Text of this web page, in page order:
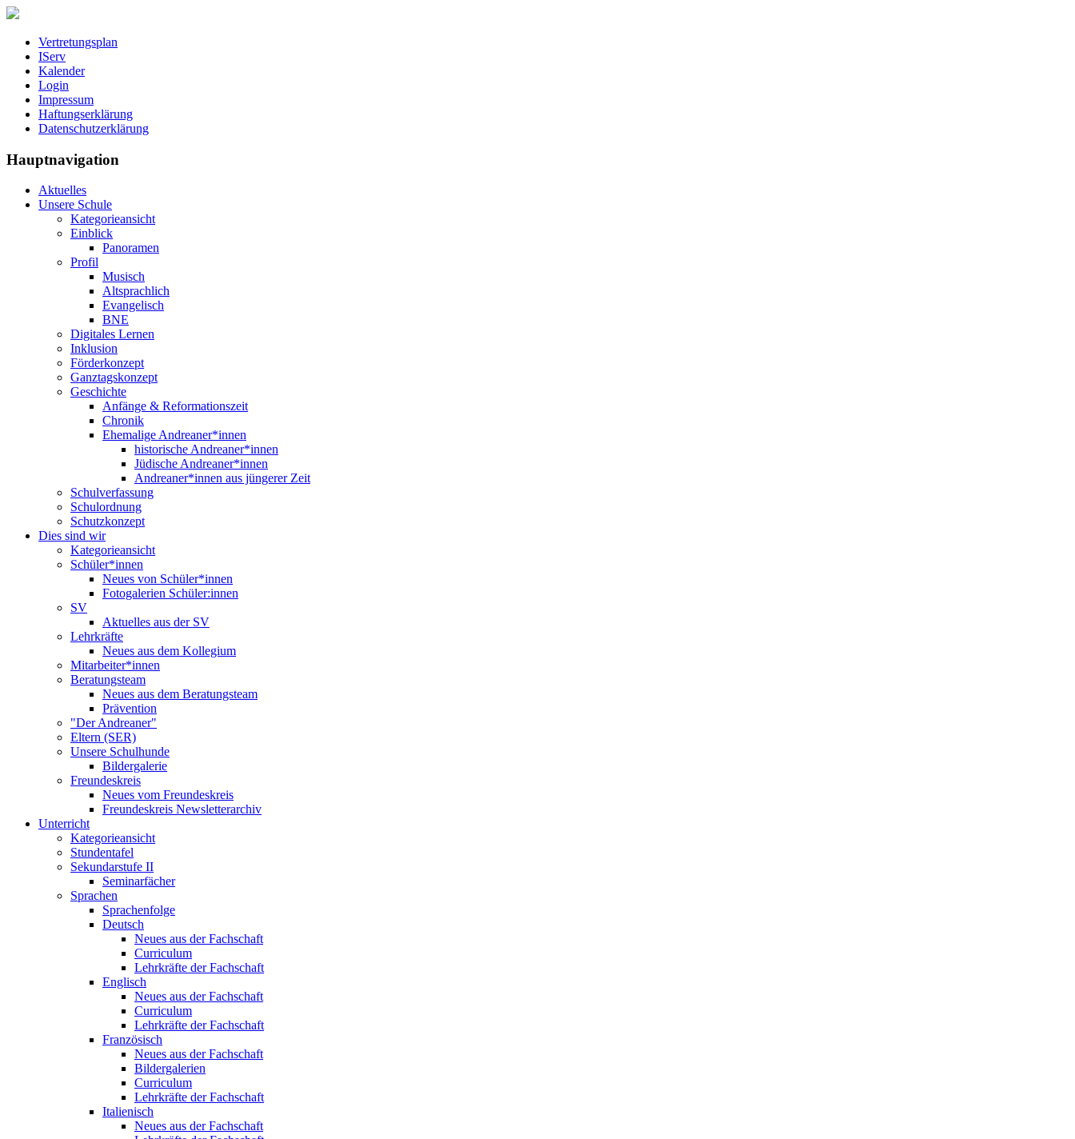
Vertretungsplan
IServ
Kalender
Login
Impressum
Haftungserklärung
Datenschutzerklärung
Hauptnavigation
Aktuelles
Unsere Schule
Kategorieansicht
Einblick
Panoramen
Profil
Musisch
Altsprachlich
Evangelisch
BNE
Digitales Lernen
Inklusion
Förderkonzept
Ganztagskonzept
Geschichte
Anfänge & Reformationszeit
Chronik
Ehemalige Andreaner*innen
historische Andreaner*innen
Jüdische Andreaner*innen
Andreaner*innen aus jüngerer Zeit
Schulverfassung
Schulordnung
Schutzkonzept
Dies sind wir
Kategorieansicht
Schüler*innen
Neues von Schüler*innen
Fotogalerien Schüler:innen
SV
Aktuelles aus der SV
Lehrkräfte
Neues aus dem Kollegium
Mitarbeiter*innen
Beratungsteam
Neues aus dem Beratungsteam
Prävention
"Der Andreaner"
Eltern (SER)
Unsere Schulhunde
Bildergalerie
Freundeskreis
Neues vom Freundeskreis
Freundeskreis Newsletterarchiv
Unterricht
Kategorieansicht
Stundentafel
Sekundarstufe II
Seminarfächer
Sprachen
Sprachenfolge
Deutsch
Neues aus der Fachschaft
Curriculum
Lehrkräfte der Fachschaft
Englisch
Neues aus der Fachschaft
Curriculum
Lehrkräfte der Fachschaft
Französisch
Neues aus der Fachschaft
Bildergalerien
Curriculum
Lehrkräfte der Fachschaft
Italienisch
Neues aus der Fachschaft